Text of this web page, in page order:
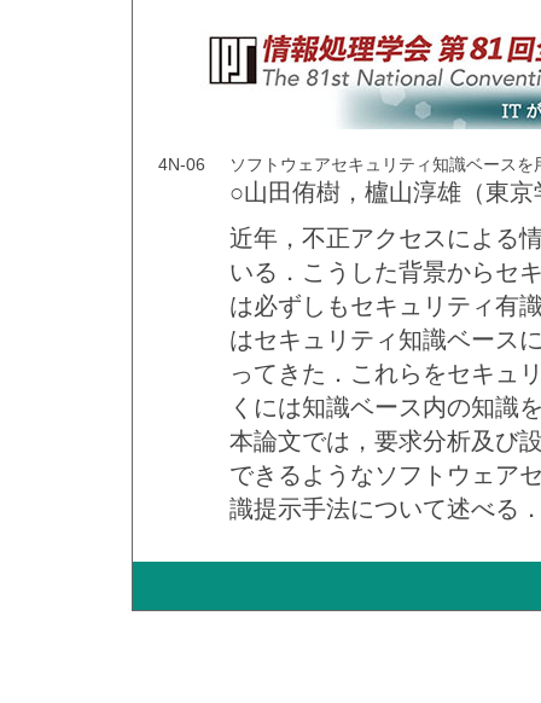
4N-06 ソフトウェアセキュリティ知識ベース
○山田侑樹，櫨山淳雄（東
近年，不正アクセスによる
いる．こうした背景からセ
は必ずしもセキュリティ有
はセキュリティ知識ベース
ってきた．これらをセキュ
くには知識ベース内の知識
本論文では，要求分析及び
できるようなソフトウェア
識提示手法について述べる